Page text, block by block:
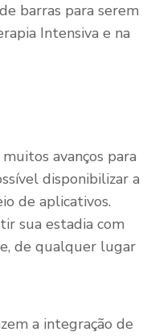
barras para serem
Intensiva e na
avanços para
disponibilizar a
de aplicativos.
sua estadia com
de qualquer lugar
a integração de